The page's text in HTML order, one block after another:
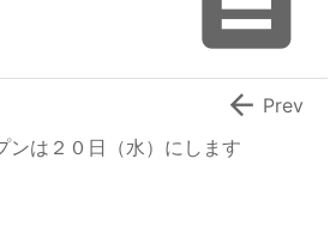
ンは２０日（水）にします
 Prev